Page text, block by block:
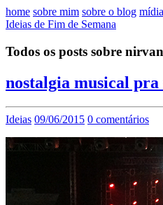
home sobre mim sobre o blog
Ideias de Fim de Semana
Todos os posts sobre
nostalgia musical
Ideias 09/06/2015 0 comentários